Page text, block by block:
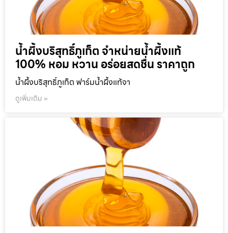
น้ำผึ้งบริสุทธิ์ภูเก็ต จำหน่ายน้ำผึ้งแท้
100% หอม หวาน อร่อยสดชื่น ราคาถูก
น้ำผึ้งบริสุทธิ์ภูเก็ต ฟาร์มน้ำผึ้งแท้จา
ดูเพิ่มเติม »